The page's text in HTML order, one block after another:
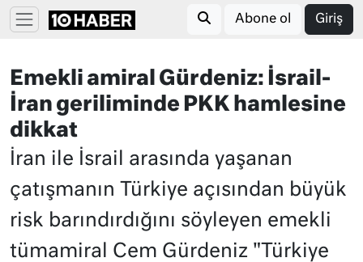
Abone ol Giriş
Emekli amiral Gürdeniz: İsrail-
İran geriliminde PKK hamlesine
dikkat
İran ile İsrail arasında yaşanan
çatışmanın Türkiye açısından büyük
risk barındırdığını söyleyen emekli
tümamiral Cem Gürdeniz "Türkiye